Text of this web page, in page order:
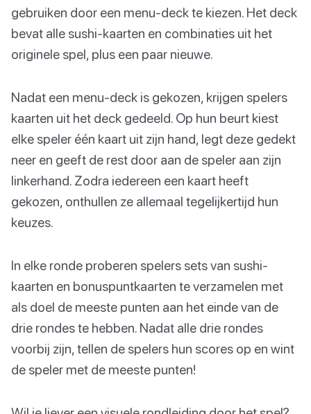
gebruiken door een menu-deck te kiezen. Het deck
bevat alle sushi-kaarten en combinaties uit het
originele spel, plus een paar nieuwe.
Nadat een menu-deck is gekozen, krijgen spelers
kaarten uit het deck gedeeld. Op hun beurt kiest
elke speler één kaart uit zijn hand, legt deze gedekt
neer en geeft de rest door aan de speler aan zijn
linkerhand. Zodra iedereen een kaart heeft
gekozen, onthullen ze allemaal tegelijkertijd hun
keuzes.
In elke ronde proberen spelers sets van sushi-
kaarten en bonuspuntkaarten te verzamelen met
als doel de meeste punten aan het einde van de
drie rondes te hebben. Nadat alle drie rondes
voorbij zijn, tellen de spelers hun scores op en wint
de speler met de meeste punten!